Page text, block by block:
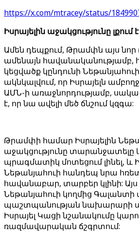
https://x.com/mtracey/status/
Իսրայելին աջակցությունը
Ամեն դեպքում, Թրամփն այս
ամենայն
կեցվածք կընդունի
ակնկալվում, որ Իսրայելն
ԱՄՆ-ի առաջնորդությամբ,
է, որ նա ավելի մեծ ճնշում կզգա:
Թրամփի համար Իսրայելին
աջակցությունը տարանջատելը
պրագմատիկ մոտեցում լինել, և
Նեթանյահուի հանդեպ նրա
հավանաբար, տարբեր կլինի:
Նեթանյահուի կողմից
պաշտպանության նախարարի
Իսրայել Կացի նշանակումը
ռազմավարական ճշգրտում: